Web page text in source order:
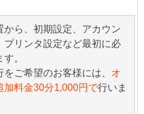
ら、初期設定、アカウン
プリンタ設定など最初に必
。
ご希望のお客様には、 オ
加料金30分1,000円で行いま